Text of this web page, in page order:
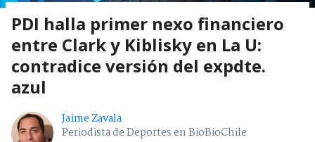
PDI halla primer nexo financiero
entre Clark y Kiblisky en La U:
contradice versión del expdte.
azul
Jaime Zavala
Periodista de Deportes en BioBioChile